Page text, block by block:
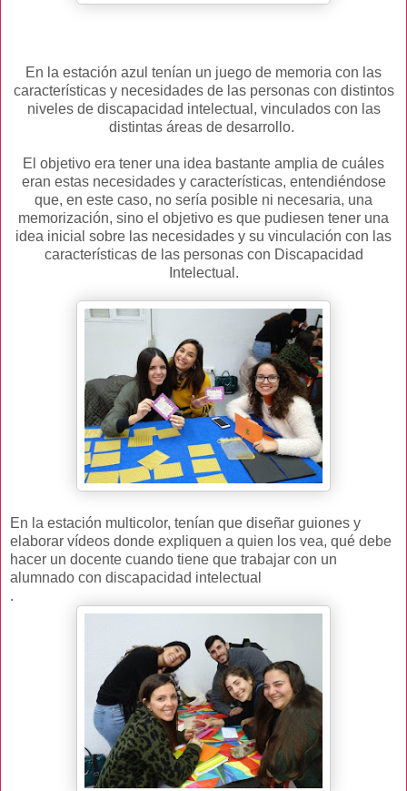
En la estación azul tenían un juego de memoria con las
características y necesidades de las personas con distintos
niveles de discapacidad intelectual, vinculados con las
distintas áreas de desarrollo.
El objetivo era tener una idea bastante amplia de cuáles
eran estas necesidades y características, entendiéndose
que, en este caso, no sería posible ni necesaria, una
memorización, sino el objetivo es que pudiesen tener una
idea inicial sobre las necesidades y su vinculación con las
características de las personas con Discapacidad
Intelectual.
En la estación multicolor, tenían que diseñar guiones y
elaborar vídeos donde expliquen a quien los vea, qué debe
hacer un docente cuando tiene que trabajar con un
alumnado con discapacidad intelectual
.